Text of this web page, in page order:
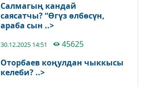
Салмагың кандай
саясатчы? “Өгүз өлбөсүн,
араба сын ..>
30.12.2025 14:51
45625
Оторбаев коңулдан чыккысы
келеби? ..>